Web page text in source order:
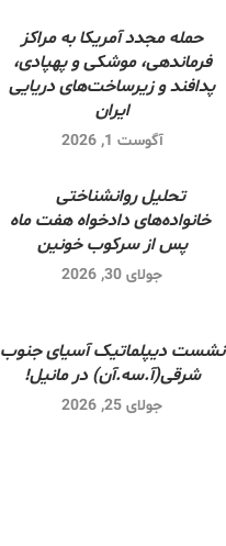
حمله مجدد آمریکا به مراکز
فرماندهی، موشکی و پهپادی،
پدافند و زیرساخت‌های دریایی
ایران
آگوست 1, 2026
تحلیل روانشناختی
خانواده‌های دادخواه هفت ماه
پس از سرکوب خونین
جولای 30, 2026
نشست دیپلماتیک آسیای جنوب
شرقی‌(آ.سه.آن) در مانیل!
جولای 25, 2026